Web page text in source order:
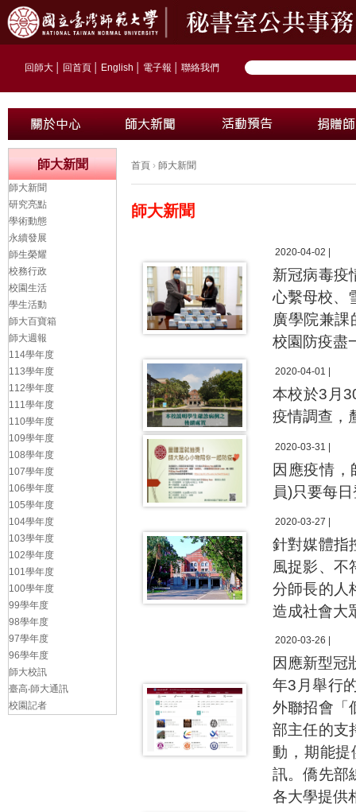
回師大 回首頁 English 電子報 聯絡我們
首頁 › 師大新聞
師大新聞
2020-04-02 |
新冠病毒疫
心繫母校、
廣學院兼
校園防疫盡
2020-04-01 |
本校於3月
疫情調查，
2020-03-31 |
因應疫情
員)只要每
2020-03-27 |
針對媒體指
風捉影、不
分師長的人
造成社會大
2020-03-26 |
因應新型冠
年3月舉行
外聯招會「
部主任的支
動，期能提
訊。僑先部
各大學提供
師大新聞
師大新聞
研究亮點
學術動態
永續發展
師生榮耀
校務行政
校園生活
學生活動
師大百寶箱
師大週報
114學年度
113學年度
112學年度
111學年度
110學年度
109學年度
108學年度
107學年度
106學年度
105學年度
104學年度
103學年度
102學年度
101學年度
100學年度
99學年度
98學年度
97學年度
96學年度
師大校訊
臺高‧師大通訊
校園記者